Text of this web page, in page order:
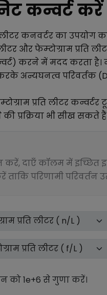
कन्वर्ट करें
कनवर्टर का उपयोग
औरफेम्टोग्राम प्रति
करने में मदद करता है।
अन्यघनत्व परिवर्तक
प्रति लीटर
प्रक्रिया भी सीख सकते
दाएँ कॉलम में इच्छित
परिणामी परिवर्तन
को1e+6 सेगुणाकरें।